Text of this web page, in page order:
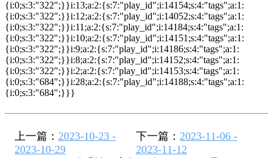
{i:0;s:3:"322";}}i:13;a:2:{s:7:"play_id";i:14154;s:4:"tags";a:1:
{i:0;s:3:"322";}}i:12;a:2:{s:7:"play_id";i:14052;s:4:"tags";a:1:
{i:0;s:3:"322";}}i:11;a:2:{s:7:"play_id";i:14184;s:4:"tags";a:1:
{i:0;s:3:"322";}}i:10;a:2:{s:7:"play_id";i:14151;s:4:"tags";a:1:
{i:0;s:3:"322";}}i:9;a:2:{s:7:"play_id";i:14186;s:4:"tags";a:1:
{i:0;s:3:"322";}}i:8;a:2:{s:7:"play_id";i:14152;s:4:"tags";a:1:
{i:0;s:3:"322";}}i:2;a:2:{s:7:"play_id";i:14153;s:4:"tags";a:1:
{i:0;s:3:"684";}}i:28;a:2:{s:7:"play_id";i:14188;s:4:"tags";a:1:
{i:0;s:3:"684";}}}
上一篇： 2023-10-23 -
2023-10-29
下一篇： 2023-11-06 -
2023-11-12